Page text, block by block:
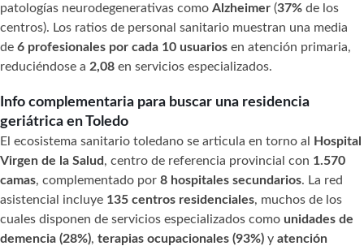
patologías neurodegenerativas como Alzheimer (37% de los
centros). Los ratios de personal sanitario muestran una media
de 6 profesionales por cada 10 usuarios en atención primaria,
reduciéndose a 2,08 en servicios especializados.
Info complementaria para buscar una residencia
geriátrica en Toledo
El ecosistema sanitario toledano se articula en torno al
Hospital
Virgen de la Salud , centro de referencia provincial con 1.570
camas, complementado por 8 hospitales secundarios. La red
asistencial incluye 135 centros residenciales, muchos de los
cuales disponen de servicios especializados como unidades de
demencia (28%), terapias ocupacionales (93%) y atención